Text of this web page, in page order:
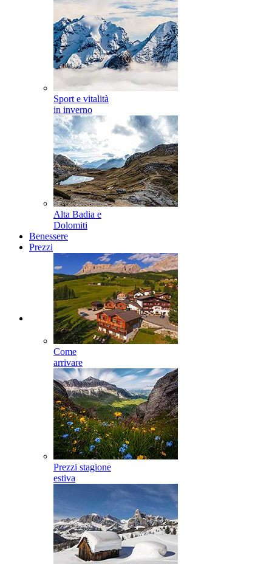
Sport e vitalità
in inverno
Alta Badia e
Dolomiti
Benessere
Prezzi
Come
arrivare
Prezzi stagione
estiva